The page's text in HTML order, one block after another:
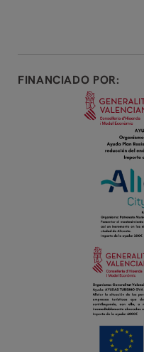
FINANCIADO POR: